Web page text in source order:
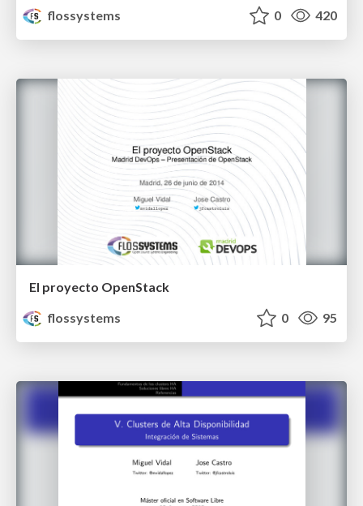
flossystems
0 420
El proyecto OpenStack
flossystems
0 95